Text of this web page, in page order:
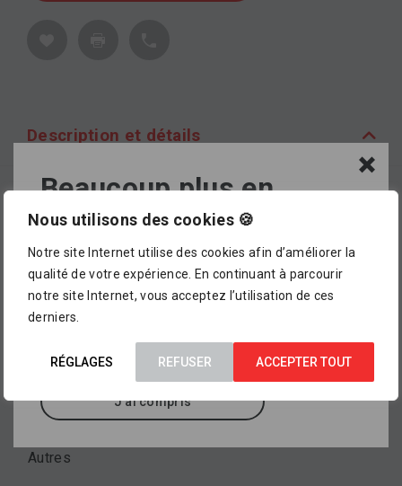
Nous utilisons des cookies 🍪
Notre site Internet utilise des cookies afin d’améliorer la
qualité de votre expérience. En continuant à parcourir
notre site Internet, vous acceptez l’utilisation de ces
derniers.
RÉGLAGES REFUSER ACCEPTER TOUT
Description et détails
amovible.
EMCO
Autres
Beaucoup plus en
magasin !
L’assortiment proposé dans notre catalogue en
ligne ne représente pour le moment qu’un petit
aperçu de ce que vous pourrez trouver dans
nos points de vente
milliers d’autres références.
J'ai compris